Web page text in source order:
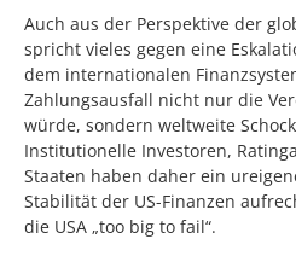
Auch aus der Perspektive der
spricht vieles gegen eine
dem internationalen
Zahlungsausfall nicht nur die
würde, sondern weltweite
Institutionelle Investoren,
Staaten haben daher ein
Stabilität der US-Finanzen
die USA „too big to fail“.